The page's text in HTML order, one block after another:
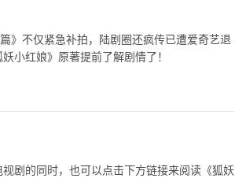
》不仅紧急补拍，陆剧圈还疯传已遭爱奇艺退
小红娘》原著提前了解剧情了！
剧的同时，也可以点击下方链接来阅读《狐妖